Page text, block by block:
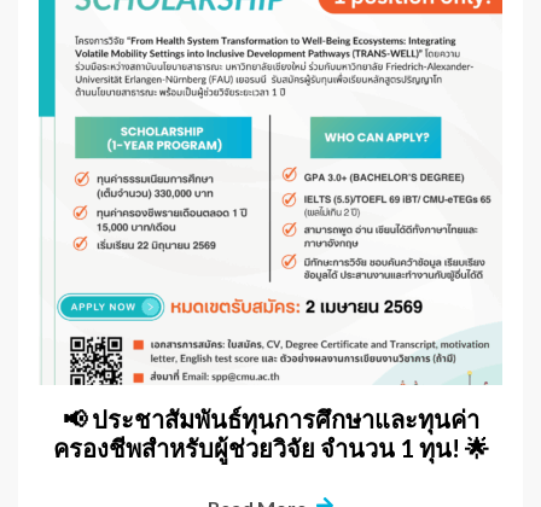
📢 ประชาสัมพันธ์ทุนการศึกษาและทุนค่า
ครองชีพสำหรับผู้ช่วยวิจัย จำนวน 1 ทุน! 🌟